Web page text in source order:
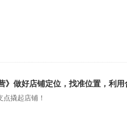
》做好店铺定位，找准位置，利
撬起店铺！